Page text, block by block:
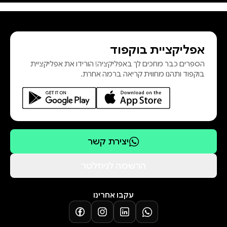
וממורמר מכשלון חיזוריו אחרי האנה,
פונה אל אחותה; והספר שלהאנה,
העוסק ביחסיהם ובמשפחת סקיי,
האהבה של מאט והאנה הצליחה לגבור
על מכשולים רבים, אך האם אהבה
לחצי כאן להורדת פרקים ראשונים!
אפליקציית בוקפוד
הספרים כבר מחכים לך באפליקציה! הורידו את אפליקציית
בוקפוד ותהנו מחווית קריאה ברמה אחרת.
יצירת קשר
עקבו אחרינו